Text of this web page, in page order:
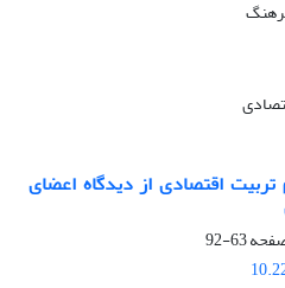
تربیت اقتصادی از دیدگاه اعضای
63-92